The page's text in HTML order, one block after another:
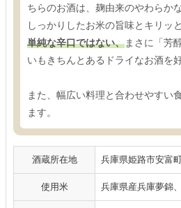
ちらのお酒は、麹由来のやわらか
しっかりしたお米の旨味とキリッ
単純な辛口ではない、まさに「芳
いもきちんとあるドライなお酒を
また、幅広い料理と合わせやすい
ます。
酒蔵所在地 兵庫県姫路市安富
使用米 兵庫県産兵庫夢錦